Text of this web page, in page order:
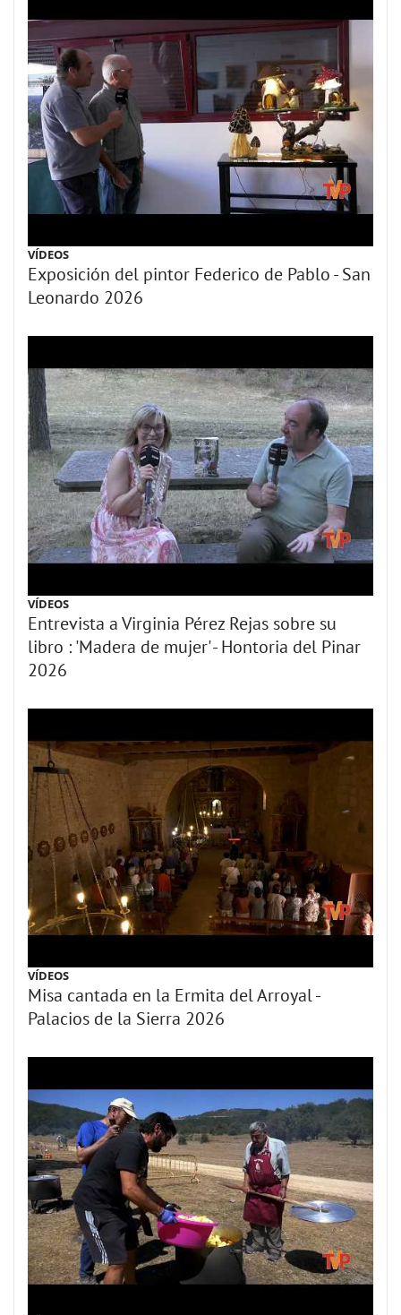
VÍDEOS
Exposición del pintor Federico de Pablo - San
Leonardo 2026
VÍDEOS
Entrevista a Virginia Pérez Rejas sobre su
libro : 'Madera de mujer' - Hontoria del Pinar
2026
VÍDEOS
Misa cantada en la Ermita del Arroyal -
Palacios de la Sierra 2026